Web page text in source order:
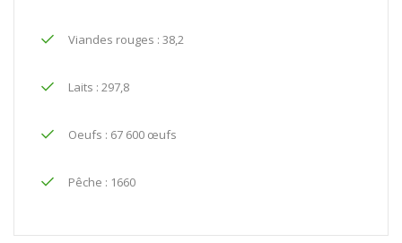
Viandes rouges : 38,2
Laits : 297,8
Oeufs : 67 600 œufs
Pêche : 1660